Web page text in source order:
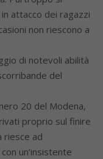
attacco dei ragazzi
non riescono a
di notevoli abilità
del
20 del Modena,
proprio sul finire
riesce ad
un’insistente